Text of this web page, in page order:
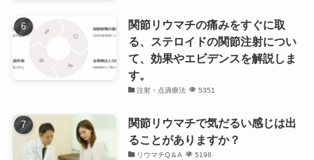
関節リウマチの痛みをすぐに取
る、ステロイドの関節注射につい
て、効果やエビデンスを解説しま
す。
注射・点滴療法 5351
関節リウマチで気だるい感じは出
ることがありますか？
リウマチQ＆A 5198